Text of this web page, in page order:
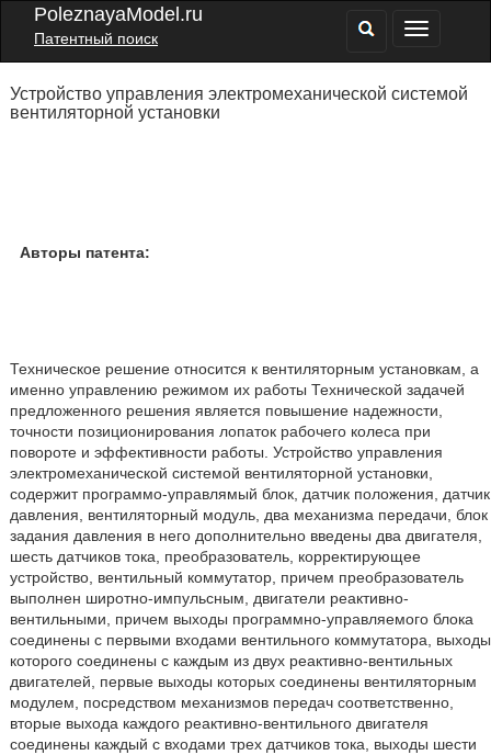
PoleznayaModel.ru
Патентный поиск
Устройство управления электромеханической системой
вентиляторной установки
Авторы патента:
Техническое решение относится к вентиляторным установкам, а
именно управлению режимом их работы Технической задачей
предложенного решения является повышение надежности,
точности позиционирования лопаток рабочего колеса при
повороте и эффективности работы. Устройство управления
электромеханической системой вентиляторной установки,
содержит программо-управлямый блок, датчик положения, датчик
давления, вентиляторный модуль, два механизма передачи, блок
задания давления в него дополнительно введены два двигателя,
шесть датчиков тока, преобразователь, корректирующее
устройство, вентильный коммутатор, причем преобразователь
выполнен широтно-импульсным, двигатели реактивно-
вентильными, причем выходы программно-управляемого блока
соединены с первыми входами вентильного коммутатора, выходы
которого соединены с каждым из двух реактивно-вентильных
двигателей, первые выходы которых соединены вентиляторным
модулем, посредством механизмов передач соответственно,
вторые выхода каждого реактивно-вентильного двигателя
соединены каждый с входами трех датчиков тока, выходы шести